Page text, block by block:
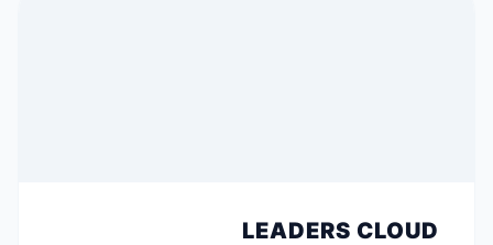
LEADERS CLOUD